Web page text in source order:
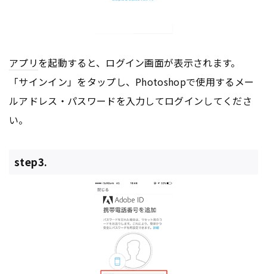
アプリを起動すると、ログイン画面が表示されます。
「サインイン」をタップし、Photoshopで使用するメー
ルアドレス・パスワードを入力してログインしてくださ
い。
step3.